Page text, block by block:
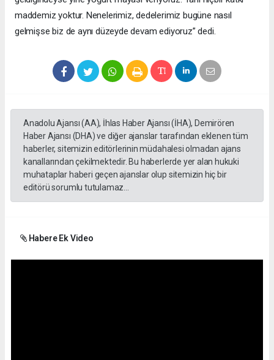
maddemiz yoktur. Nenelerimiz, dedelerimiz bugüne nasıl
gelmişse biz de aynı düzeyde devam ediyoruz” dedi.
Anadolu Ajansı (AA), İhlas Haber Ajansı (İHA), Demirören
Haber Ajansı (DHA) ve diğer ajanslar tarafından eklenen tüm
haberler, sitemizin editörlerinin müdahalesi olmadan ajans
kanallarından çekilmektedir. Bu haberlerde yer alan hukuki
muhataplar haberi geçen ajanslar olup sitemizin hiç bir
editörü sorumlu tutulamaz...
Habere Ek Video